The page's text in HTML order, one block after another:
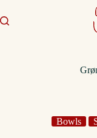
til
indhold
Bowls